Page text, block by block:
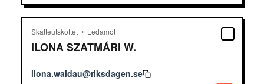
Skatteutskottet Ledamot
ILONASZATMÁRI W.
ilona.waldau@riksdagen.se